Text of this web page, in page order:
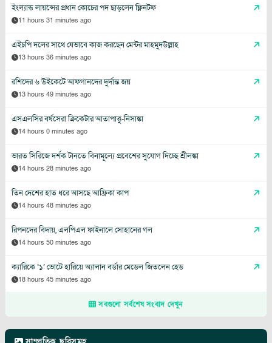
ইংল্যান্ড লায়ন্সের প্রধান কোচের পদ ছাড়লেন ফ্লিনটফ
11 hours 31 minutes ago
এইচপি দলের সাথে যেভাবে কাজ করছেন মেন্টর মাহমুদউল্লাহ
13 hours 36 minutes ago
রশিদের ৬ উইকেটে আফগানদের দুর্দান্ত জয়
13 hours 49 minutes ago
এসএলসির বর্ষসেরা ক্রিকেটার আতাপাত্তু-নিসাঙ্কা
14 hours 0 minutes ago
ভারত সিরিজে দর্শক টানতে বিনামূল্যে প্রবেশের সুযোগ দিচ্ছে শ্রীলঙ্কা
14 hours 28 minutes ago
তিন দেশের হাত ধরে আসছে আফ্রিকা কাপ
14 hours 48 minutes ago
রিপনদের বিদায়, এলপিএল ফাইনালে সোহানের গল
14 hours 50 minutes ago
ক্যারিকে ‘১’ ভোটে হারিয়ে অ্যালান বর্ডার মেডেল জিতলেন হেড
18 hours 45 minutes ago
সবগুলো সর্বশেষ সংবাদ দেখুন